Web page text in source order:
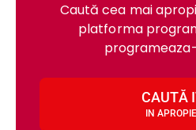
Caută cea mai
platforma
CAUTĂ
IN